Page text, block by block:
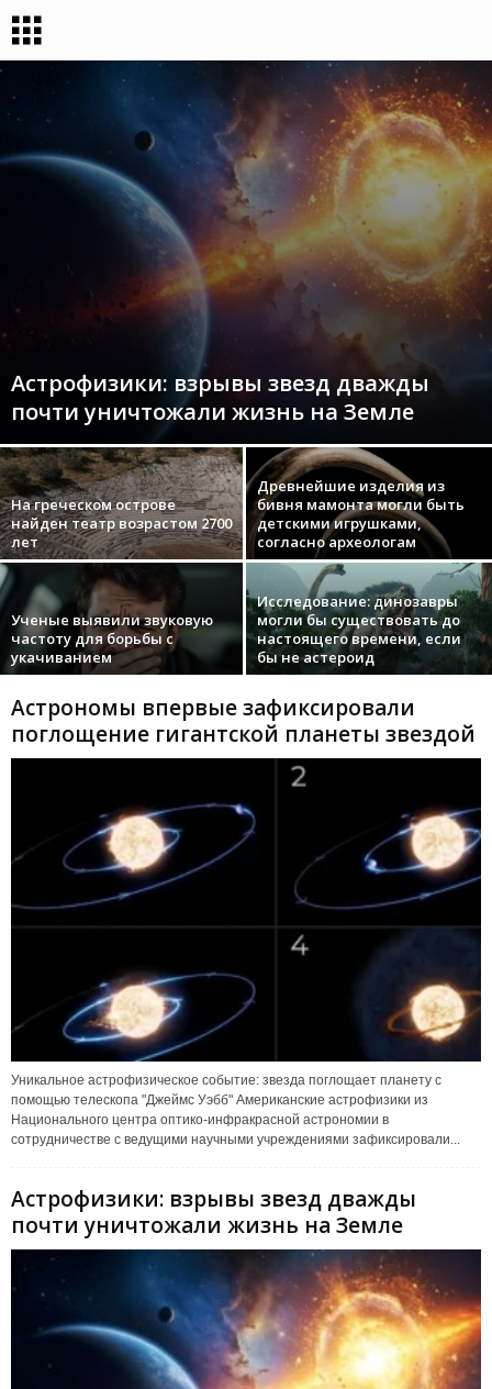
Астрофизики: взрывы звезд дважды
почти уничтожали жизнь на Земле
На греческом острове
найден театр возрастом 2700
лет
Древнейшие изделия из
бивня мамонта могли быть
детскими игрушками,
согласно археологам
Ученые выявили звуковую
частоту для борьбы с
укачиванием
Исследование: динозавры
могли бы существовать до
настоящего времени, если
бы не астероид
Астрономы впервые зафиксировали
поглощение гигантской планеты звездой
Уникальное астрофизическое событие: звезда поглощает планету с
помощью телескопа "Джеймс Уэбб" Американские астрофизики из
Национального центра оптико-инфракрасной астрономии в
сотрудничестве с ведущими научными учреждениями зафиксировали...
Астрофизики: взрывы звезд дважды
почти уничтожали жизнь на Земле